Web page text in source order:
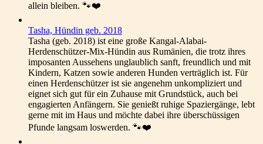
allein bleiben. 🐾❤️
Tasha, Hündin geb. 2018
Tasha (geb. 2018) ist eine große Kangal-Alabai-
Herdenschützer-Mix-Hündin aus Rumänien, die trotz ihres
imposanten Aussehens unglaublich sanft, freundlich und mit
Kindern, Katzen sowie anderen Hunden verträglich ist. Für
einen Herdenschützer ist sie angenehm unkompliziert und
eignet sich gut für ein Zuhause mit Grundstück, auch bei
engagierten Anfängern. Sie genießt ruhige Spaziergänge, lebt
gerne mit im Haus und möchte dabei ihre überschüssigen
Pfunde langsam loswerden. 🐾❤️